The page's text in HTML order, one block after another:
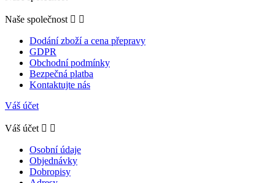
Naše společnost  
Dodání zboží a cena přepravy
GDPR
Obchodní podmínky
Bezpečná platba
Kontaktujte nás
Váš účet
Váš účet  
Osobní údaje
Objednávky
Dobropisy